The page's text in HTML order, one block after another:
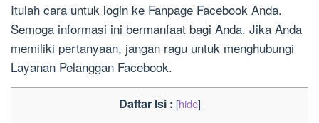
Itulah cara untuk login ke Fanpage Facebook Anda.
Semoga informasi ini bermanfaat bagi Anda. Jika Anda
memiliki pertanyaan, jangan ragu untuk menghubungi
Layanan Pelanggan Facebook.
Daftar Isi : [hide]